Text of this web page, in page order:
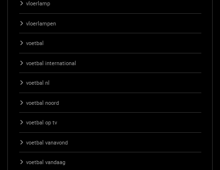
vloerlamp
vloerlampen
voetbal
voetbal international
voetbal nl
voetbal noord
voetbal op tv
voetbal vanavond
voetbal vandaag